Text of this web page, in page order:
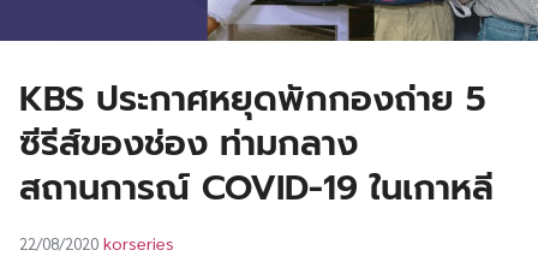
KBS ประกาศหยุดพักกองถ่าย 5
ซีรีส์ของช่อง ท่ามกลาง
สถานการณ์ COVID-19 ในเกาหลี
22/08/2020 korseries